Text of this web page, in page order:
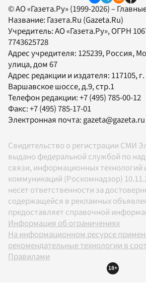
© АО «Газета.Ру» (1999-2026) –
Название: Газета.Ru (Gazeta.Ru)
Учредитель:АО «Газета.Ру», ОГРН
7743625728
Адрес учредителя: 125239, Россия,
улица, дом 67
Адрес редакции и издателя: 117105, г.
Варшавское шоссе, д.9, стр.1
Телефон редакции:+7 (495) 785-00-12
Факс:+7 (495) 785-17-01
Электронная почта:gazeta@gazeta.ru
Свидетельство о регистрации СМИ
выдано федеральной службой по
связи, информационных технологий
коммуникаций (Роскомнадзор)
несет ответственности за
содержащейся в рекламных
предоставляет справочной
Информация об ограничениях
На информационном ресурсе
рекомендательные технологии в
Правилами
18+